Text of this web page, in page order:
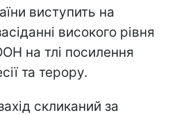
виступить на
високого рівня
на тлі посилення
та терору.
скликаний за